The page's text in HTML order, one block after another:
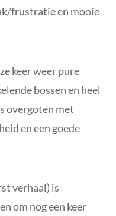
frustratie en mooie
keer weer pure
bossen en heel
overgoten met
en een goede
verhaal) is
om nog een keer